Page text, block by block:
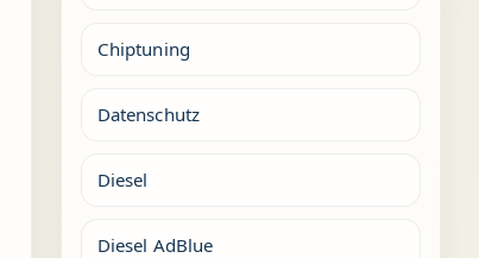
Chiptuning
Datenschutz
Diesel
Diesel AdBlue